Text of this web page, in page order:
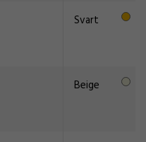
Svart
Beige